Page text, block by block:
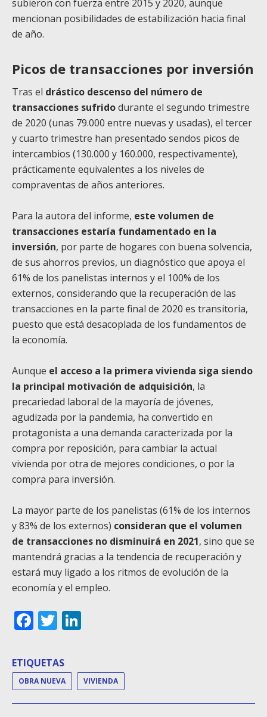
subieron con fuerza entre 2015 y 2020, aunque
mencionan posibilidades de estabilización hacia final
de año.
Picos de transacciones por inversión
Tras el drástico descenso del número de
transacciones sufridodurante el segundo trimestre
de 2020 (unas 79.000 entre nuevas y usadas), el tercer
y cuarto trimestre han presentado sendos picos de
intercambios (130.000 y 160.000, respectivamente),
prácticamente equivalentes a los niveles de
compraventas de años anteriores.
Para la autora del informe, este volumen de
transacciones estaría fundamentado en la
inversión, por parte de hogares con buena solvencia,
de sus ahorros previos, un diagnóstico que apoya el
61% de los panelistas internos y el 100% de los
externos, considerando que la recuperación de las
transacciones en la parte final de 2020 es transitoria,
puesto que está desacoplada de los fundamentos de
la economía.
Aunque el acceso a la primera vivienda siga siendo
la principal motivación de adquisición, la
precariedad laboral de la mayoría de jóvenes,
agudizada por la pandemia, ha convertido en
protagonista a una demanda caracterizada por la
compra por reposición, para cambiar la actual
vivienda por otra de mejores condiciones, o por la
compra para inversión.
La mayor parte de los panelistas (61% de los internos
y 83% de los externos) consideran que el volumen
de transacciones no disminuirá en 2021, sino que se
mantendrá gracias a la tendencia de recuperación y
estará muy ligado a los ritmos de evolución de la
economía y el empleo.
Facebook
Twitter
ETIQUETAS
OBRA NUEVA VIVIENDA